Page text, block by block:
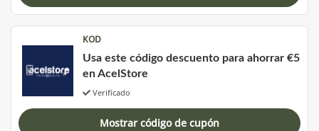
KOD
Usa este código descuento para ahorrar €5
en AcelStore
Verificado
Mostrar código de cupón